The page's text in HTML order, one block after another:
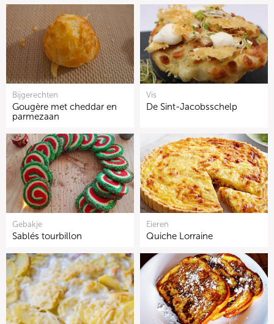
Bijgerechten
Gougère met cheddar en
parmezaan
Vis
De Sint-Jacobsschelp
Gebakje
Sablés tourbillon
Eieren
Quiche Lorraine